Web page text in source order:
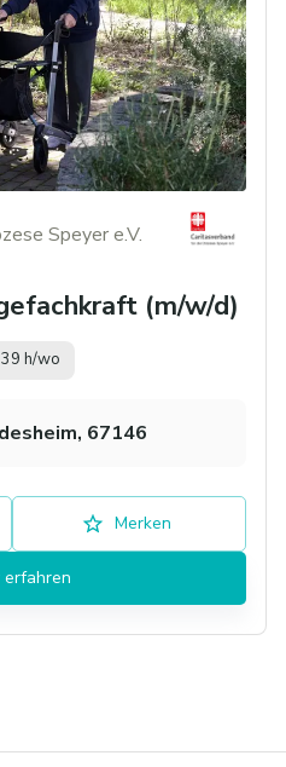
Speyer e.V.
(m/w/d)
h/wo
67146
Merken
erfahren